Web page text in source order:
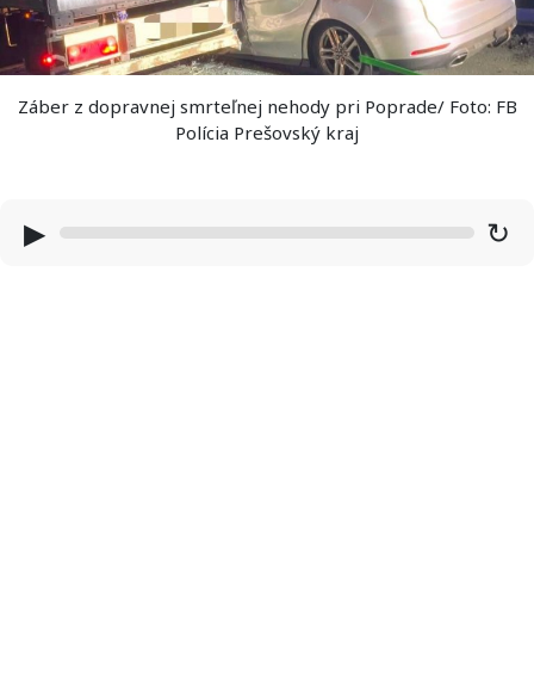
Záber z dopravnej smrteľnej nehody pri Poprade/ Foto: FB
Polícia Prešovský kraj
▶ ↻